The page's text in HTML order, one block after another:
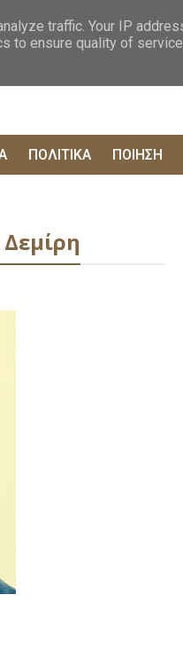
ΠΟΛΙΤΙΚΑ ΠΟΙΗΣΗ
traffic. Your IP
to ensure quality of